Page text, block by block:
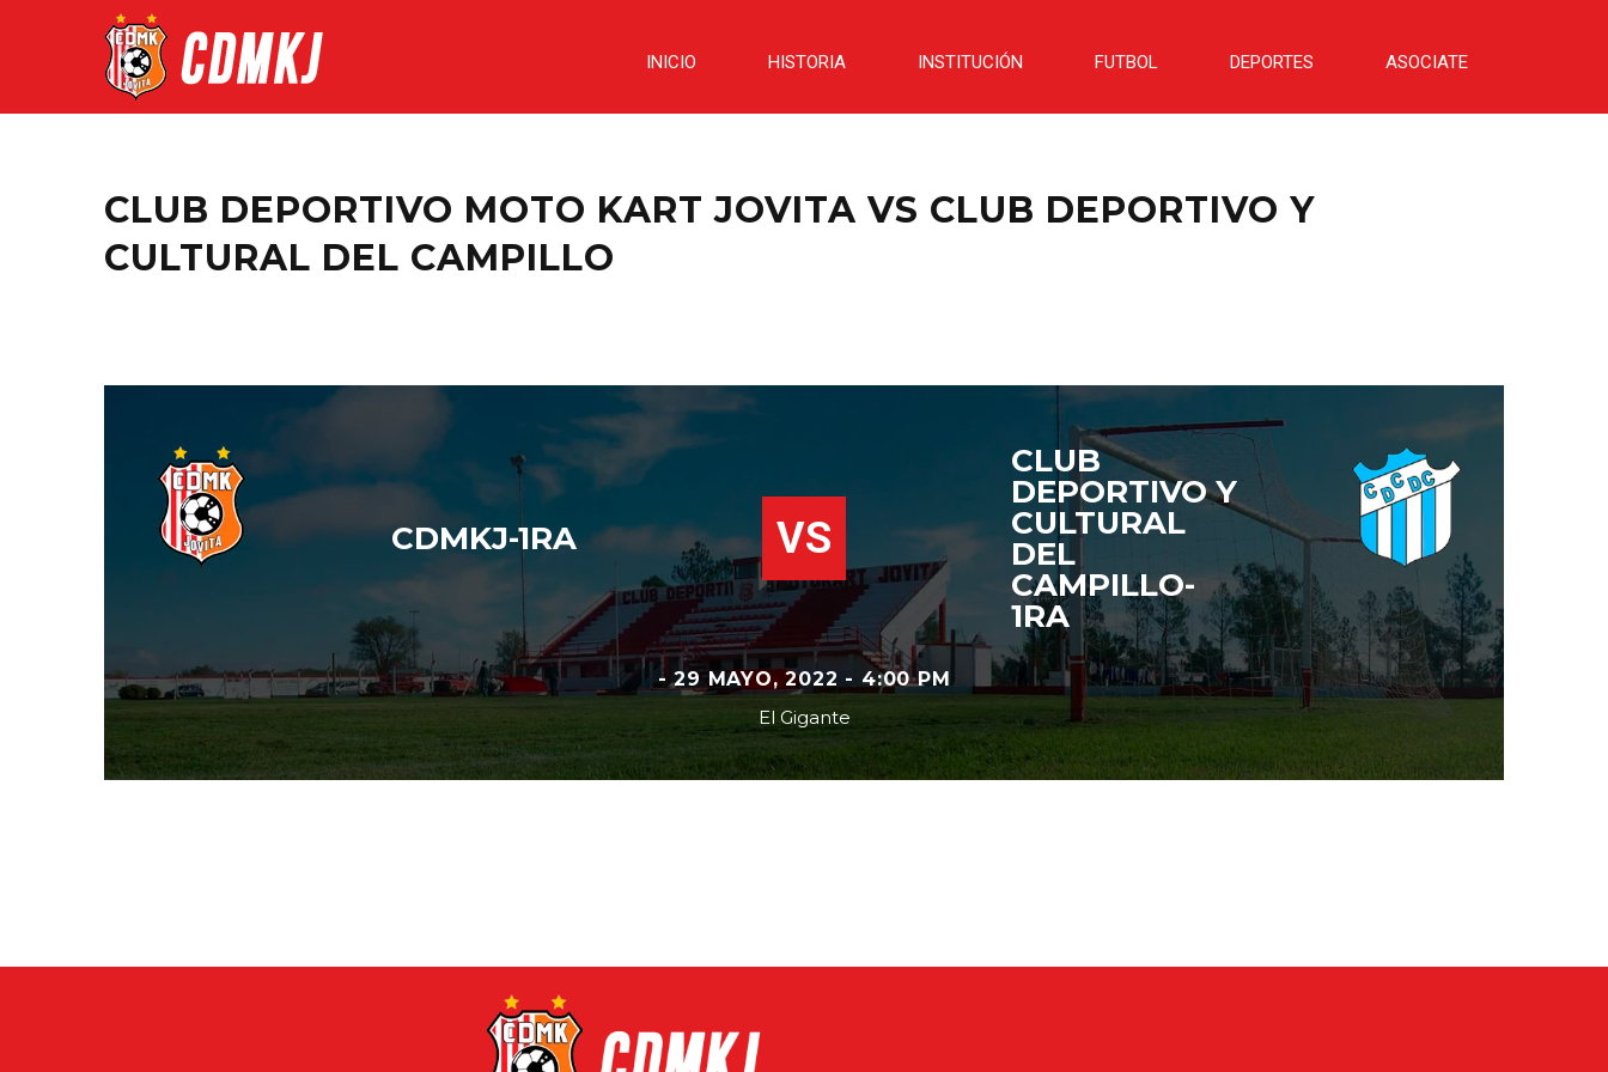
INICIO HISTORIA INSTITUCIÓN FUTBOL DEPORTES ASOCIATE
CLUB DEPORTIVO MOTO KART JOVITA VS CLUB DEPORTIVO Y
CULTURAL DEL CAMPILLO
CDMKJ-1RA VS
CLUB
DEPORTIVO Y
CULTURAL
DEL
CAMPILLO-
1RA
- 29 MAYO, 2022 - 4:00 PM
El Gigante